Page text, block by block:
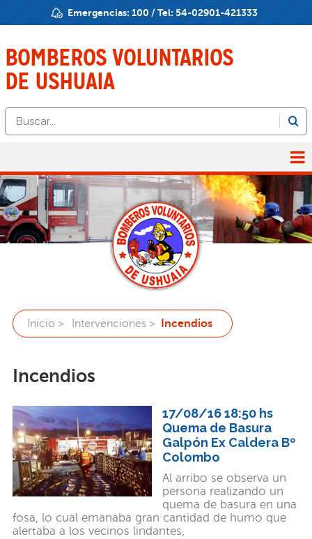
Emergencias: 100 / Tel: 54-02901-421333
BOMBEROSVOLUNTARIOS
DE USHUAIA
Inicio > Intervenciones > Incendios
Incendios
17/08/16 18:50 hs
Quema de Basura
Galpón Ex Caldera Bº
Colombo
Al arribo se observa un
persona realizando un
quema de basura en una
fosa, lo cual emanaba gran cantidad de humo que
alertaba a los vecinos lindantes,